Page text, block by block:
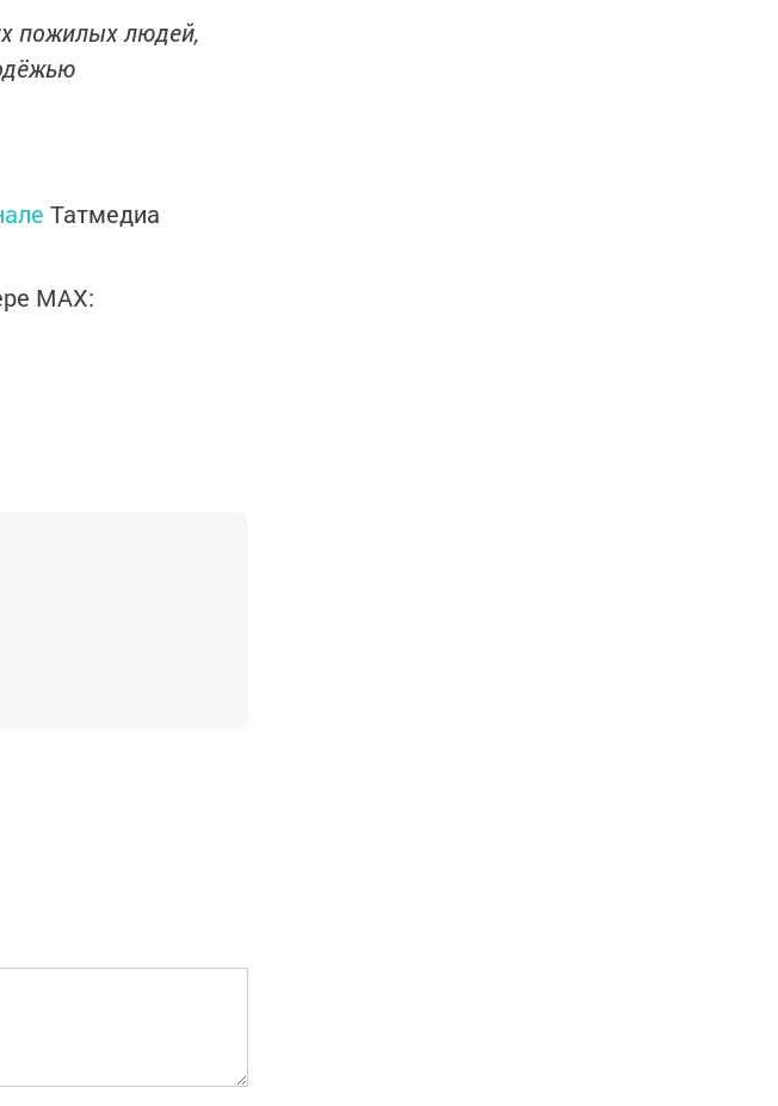
пожилых людей,
Татмедиа
MАХ: